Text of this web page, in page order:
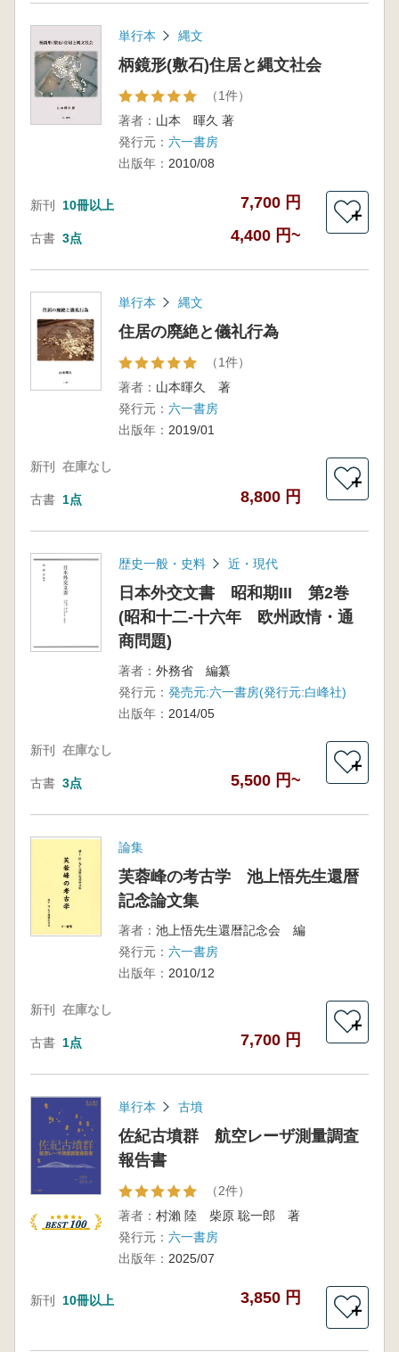
単行本 縄文
柄鏡形(敷石)住居と縄文社会
（1件）
著者： 山本 暉久 著
発行元： 六一書房
出版年： 2010/08
新刊 10冊以上 7,700 円
古書 3点 4,400 円~
＋
単行本 縄文
住居の廃絶と儀礼行為
（1件）
著者： 山本暉久 著
発行元： 六一書房
出版年： 2019/01
新刊 在庫なし
古書 1点 8,800 円
＋
歴史一般・史料 近・現代
日本外交文書 昭和期III 第2巻
(昭和十二-十六年 欧州政情・通
商問題)
著者： 外務省 編纂
発行元： 発売元:六一書房(発行元:白峰社)
出版年： 2014/05
新刊 在庫なし
古書 3点 5,500 円~
＋
論集
芙蓉峰の考古学 池上悟先生還暦
記念論文集
著者： 池上悟先生還暦記念会 編
発行元： 六一書房
出版年： 2010/12
新刊 在庫なし
古書 1点 7,700 円
＋
単行本 古墳
佐紀古墳群 航空レーザ測量調査
報告書
（2件）
著者： 村瀨 陸 柴原 聡一郎 著
発行元： 六一書房
出版年： 2025/07
新刊 10冊以上 3,850 円
＋